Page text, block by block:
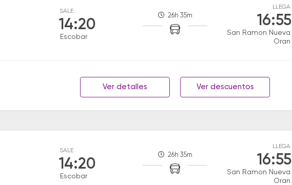
SALE
14:20
Escobar
26h 35m
LLEGA
16:55
San Ramon Nueva
Oran
Ver detalles Ver descuentos
SALE
14:20
Escobar
26h 35m
LLEGA
16:55
San Ramon Nueva
Oran